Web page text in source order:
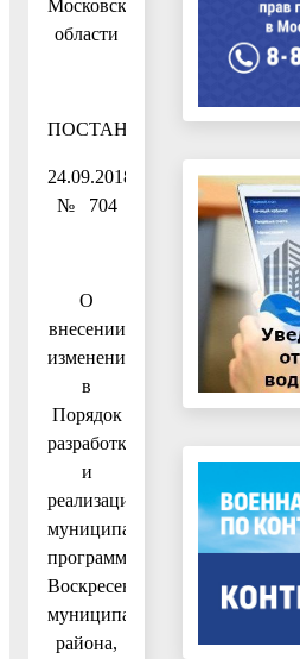
Московской
области
ПОСТАНОВЛЕНИЕ
24.09.2018
№ 704
О
внесении
изменений
в
Порядок
разработки
и
реализации
муниципальных
программ
Воскресенского
муниципального
района,